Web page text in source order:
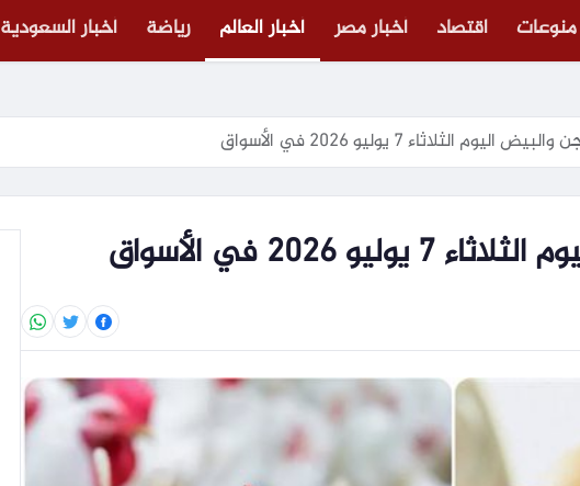
منوعات اقتصاد أخبار مصر أخبار العالم رياضة أخبار السعودية
اليوم الثلاثاء 7 يوليو 2026 في الأسواق
2026 في الأسواق